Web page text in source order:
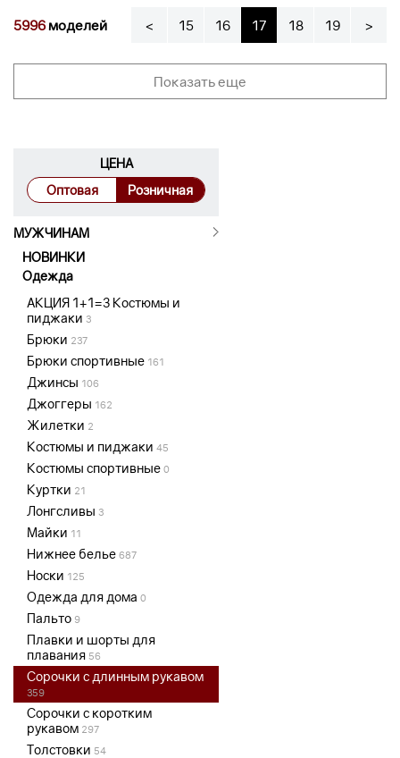
5996моделей < 15 16 17 18 19 >
Показать еще
ЦЕНА
Оптовая
Розничная
МУЖЧИНАМ
НОВИНКИ
Одежда
АКЦИЯ 1+1=3 Костюмы и
пиджаки 3
Брюки 237
Брюки спортивные 161
Джинсы 106
Джоггеры 162
Жилетки 2
Костюмы и пиджаки 45
Костюмы спортивные 0
Куртки 21
Лонгсливы 3
Майки 11
Нижнее белье 687
Носки 125
Одежда для дома 0
Пальто 9
Плавки и шорты для
плавания 56
Сорочки с длинным рукавом
359
Сорочки с коротким
рукавом 297
Толстовки 54